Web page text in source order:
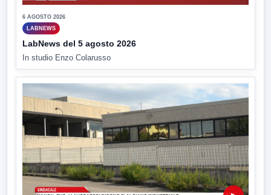
6 AGOSTO 2026
LABNEWS
LabNews del 5 agosto 2026
In studio Enzo Colarusso